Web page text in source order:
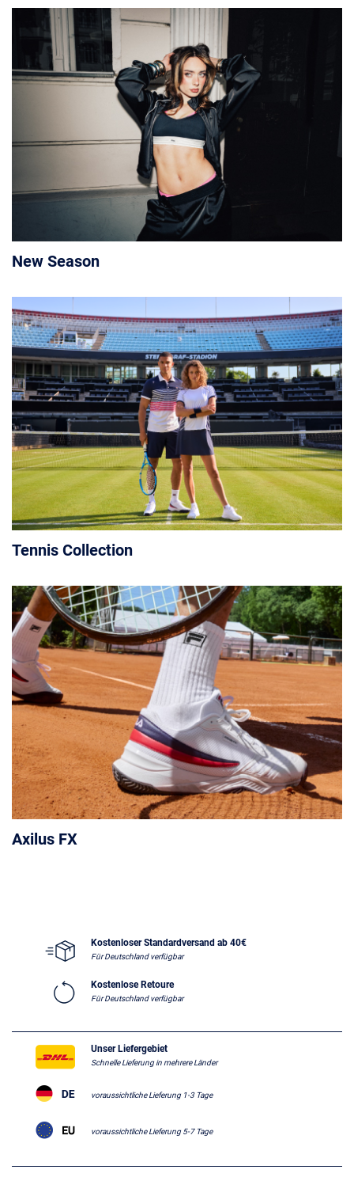
New Season
Tennis Collection
Axilus FX
Kostenloser Standardversand ab 40€
Für Deutschland verfügbar
Kostenlose Retoure
Für Deutschland verfügbar
Unser Liefergebiet
Schnelle Lieferung in mehrere Länder
voraussichtliche Lieferung 1-3 Tage
voraussichtliche Lieferung 5-7 Tage